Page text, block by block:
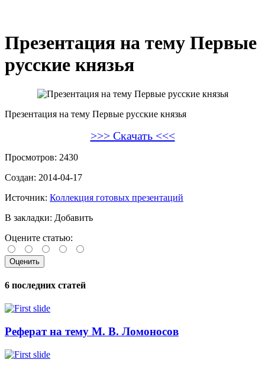
Презентация на тему Первые
русские князья
Презентация на тему Первые русские князья
>>> Скачать <<<
Просмотров: 2430
Создан: 2014-04-17
Источник: Коллекция готовых презентаций
В закладки: Добавить
Оцените статью:
6 последних статей
Реферат на тему М. В. Ломоносов